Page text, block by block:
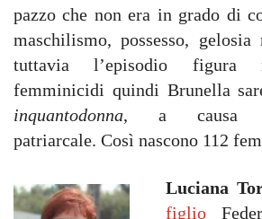
pazzo che non era in grado di
maschilismo, possesso,
tuttavia l’episodio figura
femminicidi quindi Brunella
inquantodonna, a causa
patriarcale. Così nascono 112
Luciana
figlio